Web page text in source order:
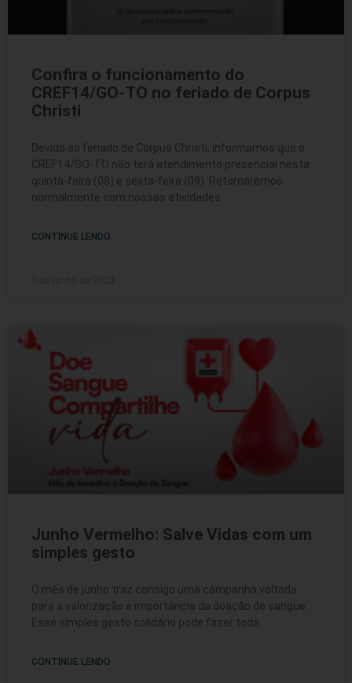
Confira o funcionamento do
CREF14/GO-TO no feriado de Corpus
Christi
Devido ao feriado de Corpus Christi, informamos que o
CREF14/GO-TO não terá atendimento presencial nesta
quinta-feira (08) e sexta-feira (09). Retornaremos
normalmente com nossas atividades
CONTINUE LENDO
Junho Vermelho: Salve Vidas com um
simples gesto
O mês de junho traz consigo uma campanha voltada
para a valorização e importância da doação de sangue.
Esse simples gesto solidário pode fazer toda
CONTINUE LENDO